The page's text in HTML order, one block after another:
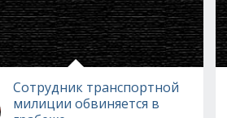
Сотрудник транспортной
милиции обвиняется в